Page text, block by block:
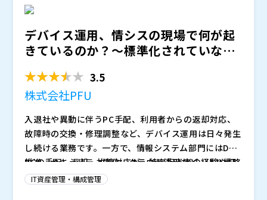
い方」 といったこともあるのではないでしょうか。
い、という企業も少なくありません。
格ITSMツールの前に検討したい“ちょうどよい”ITSM業
務の標準化アプローチとして、AJSの「ITSM業務標準
管理に必要な業務フローをあらかじめ組み込んだ、最短
2週間で運用開始できる実践的なテンプレートです。本
な機能と業務の流れに絞ったシンプル設計。まずは対応
状況や件数を横断的に見える化し、自社に合わせて業務
を標準化していく――その現実的な進め方を、具体例を交え
ながら解説します。
現場から経営管理まで幅広い領域で活用されるさまざま
なソリューションを提供してきました。
kintoneについても、サイボウズのオフィシャルパート
ナーとして、多数の導入・活用支援実績を重ねてきた知
見をもとに、現場に定着する仕組みづくりをご支援しま
デバイス運用、情シスの現場で何が起
きているのか？～標準化されていない
3.5
株式会社PFU
入退社や異動に伴うPC手配、利用者からの返却対応、
故障時の交換・修理調整など、デバイス運用は日々発生
し続ける業務です。一方で、情報システム部門にはDX
推進、セキュリティ強化、クラウド活用など、より戦略
的な役割も求められています。限られた人員の中で、デ
PCの手配、返却、故障対応が、特定担当者の経験や記
憶、個別のメール・チャット連絡に依存しているケース
IT資産管理・構成管理